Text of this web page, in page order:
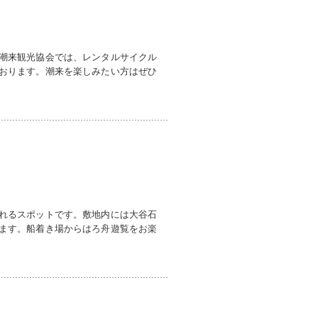
来観光協会では、レンタルサイクル
ります。潮来を楽しみたい方はぜひ
るスポットです。敷地内には大谷石
す。船着き場からはろ舟遊覧をお楽